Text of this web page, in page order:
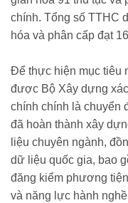
chính. Tổng số TTHC
hóa và phân cấp đạt
Để thực hiện mục tiêu
được Bộ Xây dựng
chính chính là chuyển
đã hoàn thành xây
liệu chuyên ngành,
dữ liệu quốc gia, bao
đăng kiểm phương
và năng lực hành